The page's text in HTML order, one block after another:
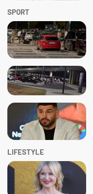
SPORT
LIFESTYLE